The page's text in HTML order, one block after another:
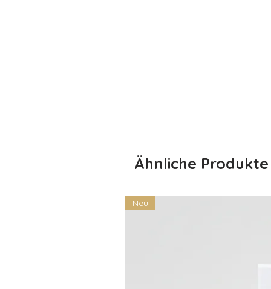
Personalisierung: Der Name
Verschiedene Farben:
Halloween besonders fühlt – mit
Ähnliche Produkte
Neu